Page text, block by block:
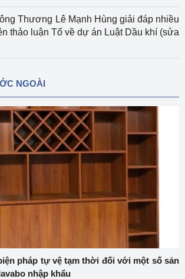
Thương Lê Mạnh Hùng giải đáp nhiều
thảo luận Tổ về dự án Luật Dầu khí (sửa
NGOÀI
pháp tự vệ tạm thời đối với một số sản
nhập khẩu